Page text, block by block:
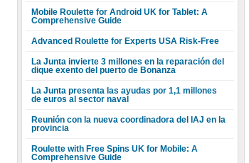
Mobile Roulette for Android UK for Tablet: A
Comprehensive Guide
Advanced Roulette for Experts USA Risk-Free
La Junta invierte 3 millones en la reparación del
dique exento del puerto de Bonanza
La Junta presenta las ayudas por 1,1 millones
de euros al sector naval
Reunión con la nueva coordinadora del IAJ en la
provincia
Roulette with Free Spins UK for Mobile: A
Comprehensive Guide